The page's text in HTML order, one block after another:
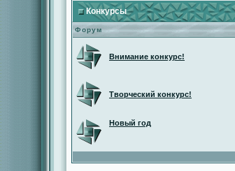
Конкурсы
Форум
Внимание конкурс!
Творческий конкурс!
Новый год